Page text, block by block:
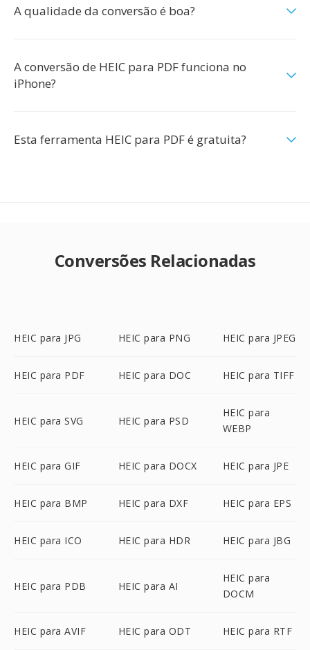
A qualidade da conversão é boa?
A conversão de HEIC para PDF funciona no
iPhone?
Esta ferramenta HEIC para PDF é gratuita?
Conversões Relacionadas
HEIC para JPG HEIC para PNG HEIC para JPEG
HEIC para PDF HEIC para DOC HEIC para TIFF
HEIC para SVG HEIC para PSD
HEIC para
WEBP
HEIC para GIF HEIC para DOCX HEIC para JPE
HEIC para BMP HEIC para DXF HEIC para EPS
HEIC para ICO HEIC para HDR HEIC para JBG
HEIC para PDB HEIC para AI
HEIC para
DOCM
HEIC para AVIF HEIC para ODT HEIC para RTF